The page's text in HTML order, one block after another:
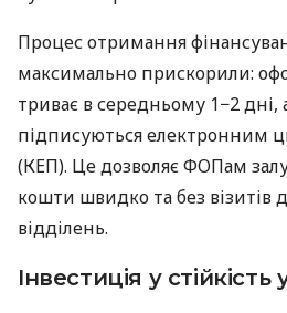
Процес отримання
максимально прискорили:
триває в середньому 1−2 дні,
підписуються електронним
(КЕП). Це дозволяє ФОПам
кошти швидко та без візитів
відділень.
Інвестиція у стійкість